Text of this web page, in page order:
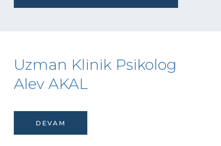
Uzman Klinik Psikolog
Alev AKAL
DEVAM